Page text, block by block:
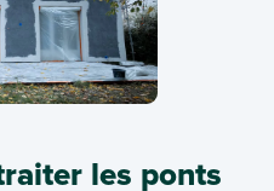
les ponts